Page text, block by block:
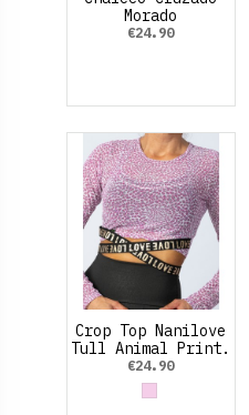
Morado
€24.90
Crop Top Nanilove
Tull Animal Print.
€24.90
Rosa palo